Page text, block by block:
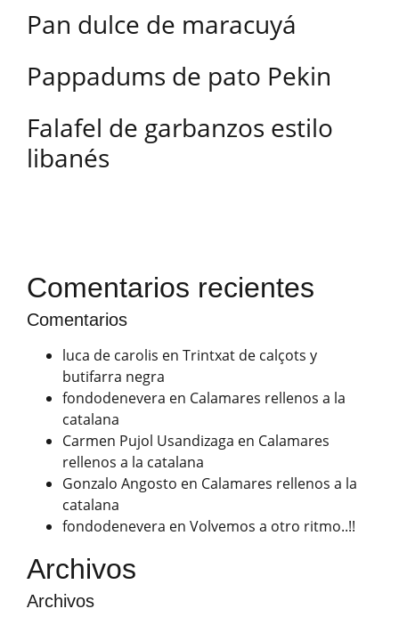
Pan dulce de maracuyá
Pappadums de pato Pekin
Falafel de garbanzos estilo
libanés
Comentarios recientes
Comentarios
luca de carolis en Trintxat de calçots y
butifarra negra
fondodenevera en Calamares rellenos a la
catalana
Carmen Pujol Usandizaga en Calamares
rellenos a la catalana
Gonzalo Angosto en Calamares rellenos a la
catalana
fondodenevera en Volvemos a otro ritmo..!!
Archivos
Archivos